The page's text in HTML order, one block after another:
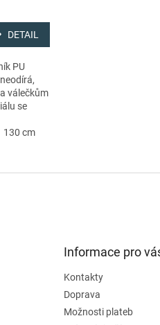
DETAIL
PU
válečkům
se
130 cm
Informace pro
Kontakty
Doprava
Možnosti plateb